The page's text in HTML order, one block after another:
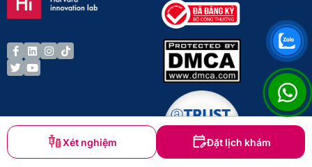
Xét nghiệm Đặt lịch khám